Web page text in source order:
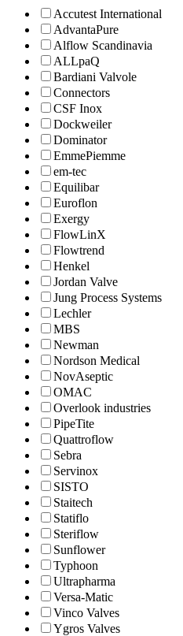
Accutest International
AdvantaPure
Alflow Scandinavia
ALLpaQ
Bardiani Valvole
Connectors
CSF Inox
Dockweiler
Dominator
EmmePiemme
em-tec
Equilibar
Euroflon
Exergy
FlowLinX
Flowtrend
Henkel
Jordan Valve
Jung Process Systems
Lechler
MBS
Newman
Nordson Medical
NovAseptic
OMAC
Overlook industries
PipeTite
Quattroflow
Sebra
Servinox
SISTO
Staitech
Statiflo
Steriflow
Sunflower
Typhoon
Ultrapharma
Versa-Matic
Vinco Valves
Ygros Valves